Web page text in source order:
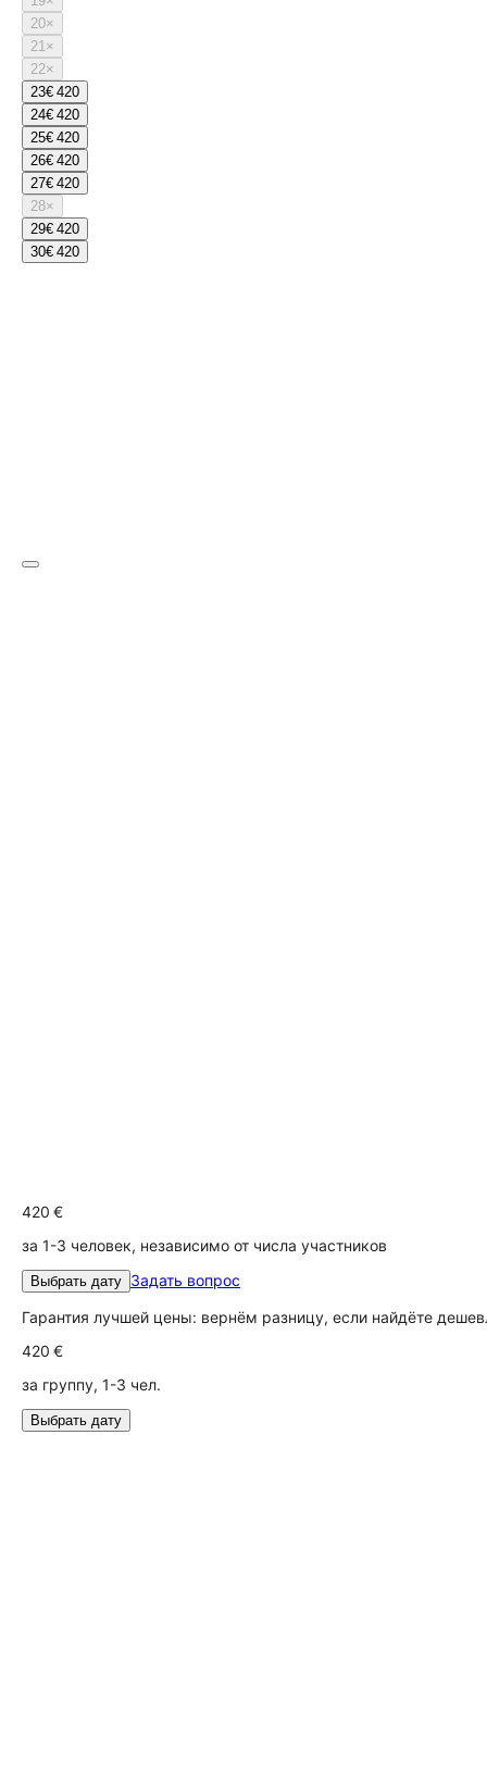
20×
21×
22×
23€ 420
24€ 420
25€ 420
26€ 420
27€ 420
28×
29€ 420
30€ 420
420 €
за 1-3 человек, независимо от числа участников
Выбрать дату Задать вопрос
Гарантия лучшей цены: вернём разницу, если найдёте
420 €
за группу, 1-3 чел.
Выбрать дату